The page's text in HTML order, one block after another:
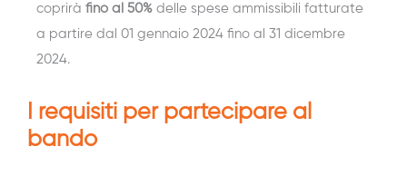
coprirà fino al 50% delle spese ammissibili fatturate
a partire dal 01 gennaio 2024 fino al 31 dicembre
2024.
I requisiti per partecipare al
bando